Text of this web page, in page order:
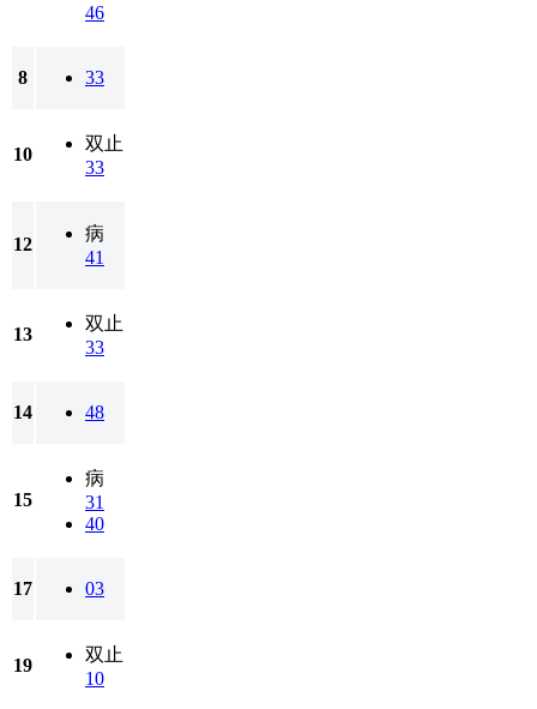
46
8 33
10
双止
33
12
病
41
13
双止
33
14 48
15
病
31
40
17 03
19
双止
10